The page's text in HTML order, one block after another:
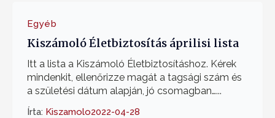
Egyéb
Kiszámoló Életbiztosítás áprilisi lista
Itt a lista a Kiszámoló Életbiztosításhoz. Kérek
mindenkit, ellenőrizze magát a tagsági szám és
a születési dátum alapján, jó csomagban…...
Írta: Kiszamolo2022-04-28